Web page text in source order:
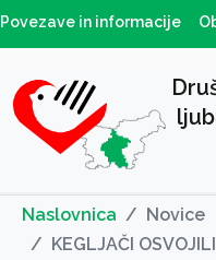
Povezave in informacije
Naslovnica
Novice
KEGLJAČI